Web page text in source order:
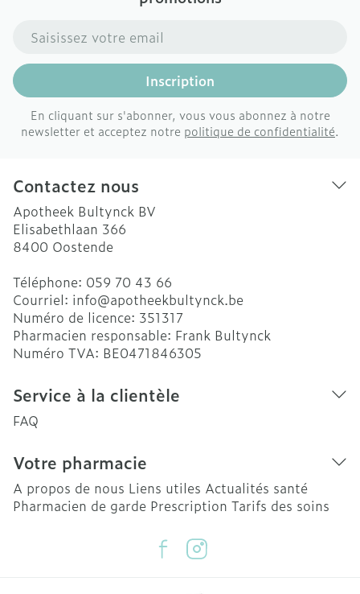
Adresse mail
Inscription
En cliquant sur s'abonner, vous vous abonnez à notre
newsletter et acceptez notre politique de confidentialité.
Contactez nous
Apotheek Bultynck BV
Elisabethlaan 366
8400 Oostende
Téléphone: 059 70 43 66
Courriel: info@apotheekbultynck.be
Numéro de licence: 351317
Pharmacien responsable: Frank Bultynck
Numéro TVA: BE0471846305
Service à la clientèle
FAQ
Votre pharmacie
A propos de nous Liens utiles Actualités santé
Pharmacien de garde Prescription Tarifs des soins